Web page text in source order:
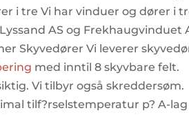
i tre Vi har vinduer og dører i
AS og Frekhaugvinduet
Skyvedører Vi leverer
med inntil 8 skyvbare felt.
Vi tilbyr også skreddersøm.
tilf?rselstemperatur p? A-lag